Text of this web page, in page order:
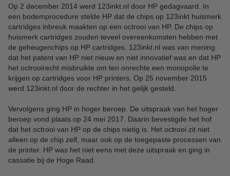
Op 2 december 2014 werd 123inkt.nl door HP gedagvaard. In
een bodemprocedure stelde HP dat de chips op 123inkt huismerk
cartridges inbreuk maakten op een octrooi van HP. De chips op
huismerk cartridges zouden teveel overeenkomsten hebben met
de geheugenchips op HP cartridges. 123inkt.nl was van mening
dat het patent van HP niet nieuw en niet innovatief was en dat HP
het octrooirecht misbruikte om ten onrechte een monopolie te
krijgen op cartridges voor HP printers. Op 25 november 2015
werd 123inkt.nl door de rechter in het gelijk gesteld.
Vervolgens ging HP in hoger beroep. De uitspraak van het hoger
beroep vond plaats op 24 mei 2017. Daarin bevestigde het hof
dat het octrooi van HP op de chips nietig is. Het octrooi zit niet
alleen op de chip zelf, maar ook op de toegepaste processen van
de printer. HP was het niet eens met deze uitspraak en ging in
cassatie bij de Hoge Raad.